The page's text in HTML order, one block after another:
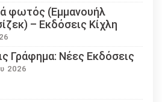
φωτός (Εμμανουήλ
– Εκδόσεις Κίχλη
Γράφημα: Νέες Εκδόσεις
2026